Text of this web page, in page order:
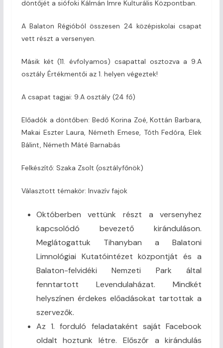
döntőjét a siófoki Kálmán Imre Kulturális Központban.
A Balaton Régióból összesen 24 középiskolai csapat
vett részt a versenyen.
Másik két (11. évfolyamos) csapattal osztozva a 9.A
osztály Értékmentői az 1. helyen végeztek!
A csapat tagjai: 9.A osztály (24 fő)
Előadók a döntőben: Bedő Korina Zoé, Kottán Barbara,
Makai Eszter Laura, Németh Emese, Tóth Fedóra, Elek
Bálint, Németh Máté Barnabás
Felkészítő: Szaka Zsolt (osztályfőnök)
Választott témakör: Invazív fajok
Októberben vettünk részt a versenyhez
kapcsolódó bevezető kiránduláson.
Meglátogattuk Tihanyban a Balatoni
Limnológiai Kutatóintézet központját és a
Balaton-felvidéki Nemzeti Park által
fenntartott Levendulaházat. Mindkét
helyszínen érdekes előadásokat tartottak a
szervezők.
Az 1. forduló feladataként saját Facebook
oldalt hoztunk létre. Előszőr a kirándulás